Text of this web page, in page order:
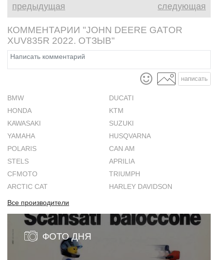
предыдущая следующая
КОММЕНТАРИИ "JOHN DEERE GATOR
XUV835R 2022. ОТЗЫВ"
написать
BMW
DUCATI
HONDA
KTM
KAWASAKI
SUZUKI
YAMAHA
HUSQVARNA
POLARIS
CAN AM
STELS
APRILIA
CFMOTO
TRIUMPH
ARCTIC CAT
HARLEY DAVIDSON
Все производители
ФОТО ДНЯ